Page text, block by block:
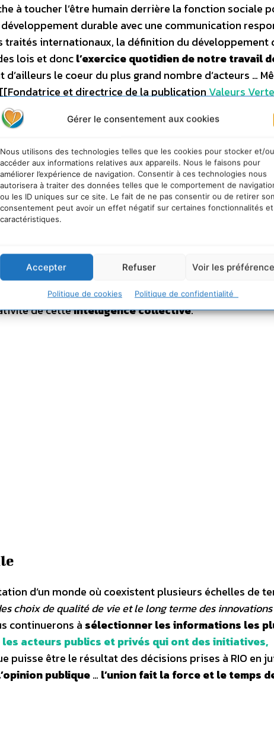
Gérer le consentement aux cookies
Nous utilisons des technologies telles que les cookies pour stocker et/ou
accéder aux informations relatives aux appareils. Nous le faisons pour
améliorer l’expérience de navigation. Consentir à ces technologies nous
autorisera à traiter des données telles que le comportement de
ou les ID uniques sur ce site. Le fait de ne pas consentir ou de retirer son
consentement peut avoir un effet négatif sur certaines fonctionnalités et
caractéristiques.
Accepter Refuser Voir les
Politique de cookies Politique de confidentialité
à toucher l’être humain derrière la fonction sociale
durable avec une communication
traités internationaux, la définition du développement
lois et doncl’exercice quotidien de notre travail
d’ailleurs le coeur du plus grand nombre d’acteurs …
et directrice de la publicationValeurs
de la Motte Picquet – 75007 Paris]], «
une tragi-
tard pour être pessimiste[[Nicolas Hulot]]»
.
par les pionniers et relayées depuis 7 ans par
une économie plus désirable et «redonner du cœur
»[[Je cite toujours Danielle Nocher, pionnière avec
depuis 20 ans]].
groupe de consommateur dont on achète le temps
d’innombrables produits inutiles, parfois dangereux
comprendre et agir avec CDURABLE.info, en
de cetteintelligence collective.
d’un monde où coexistent plusieurs échelles de
choix de qualité de vie et le long terme des
continuerons à sélectionner les informations les
les acteurs publics et privés qui ont des initiatives,
puisse être le résultat des décisions prises à RIO en
publique… l’union fait la force et le temps